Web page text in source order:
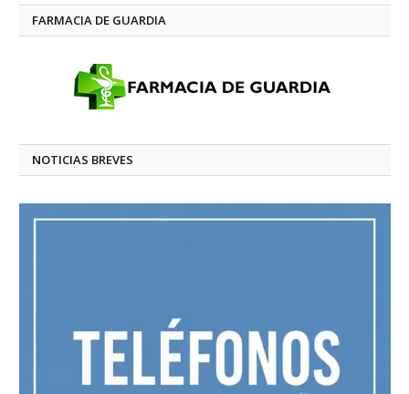
FARMACIA DE GUARDIA
NOTICIAS BREVES